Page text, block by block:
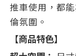
推車使用，都
倫氛圍。
【商品特色】